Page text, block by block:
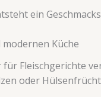
ein
Küche
Fleischgerichte
oder